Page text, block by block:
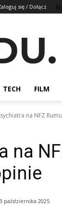
się / Dołącz
TECH FILM
na NFZ
na
października 2025